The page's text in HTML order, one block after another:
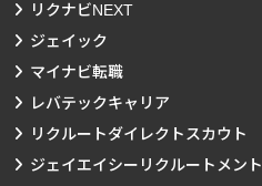
リクナビNEXT
ジェイック
マイナビ転職
レバテックキャリア
リクルートダイレクトスカウト
ジェイエイシーリクルートメント